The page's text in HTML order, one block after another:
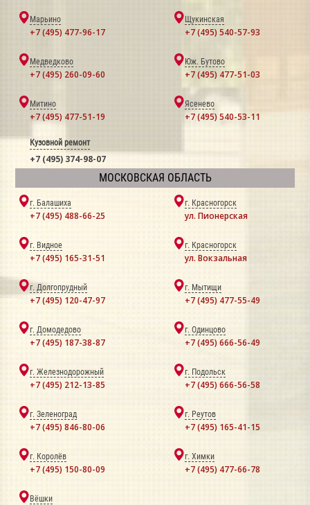
Марьино
+7 (495) 477-96-17
Щукинская
+7 (495) 540-57-93
Медведково
+7 (495) 260-09-60
Юж. Бутово
+7 (495) 477-51-03
Митино
+7 (495) 477-51-19
Ясенево
+7 (495) 540-53-11
Кузовной ремонт
+7 (495) 374-98-07
МОСКОВСКАЯ ОБЛАСТЬ
г. Балашиха
+7 (495) 488-66-25
г. Красногорск
ул. Пионерская
г. Видное
+7 (495) 165-31-51
г. Красногорск
ул. Вокзальная
г. Долгопрудный
+7 (495) 120-47-97
г. Мытищи
+7 (495) 477-55-49
г. Домодедово
+7 (495) 187-38-87
г. Одинцово
+7 (495) 666-56-49
г. Железнодорожный
+7 (495) 212-13-85
г. Подольск
+7 (495) 666-56-58
г. Зеленоград
+7 (495) 846-80-06
г. Реутов
+7 (495) 165-41-15
г. Королёв
+7 (495) 150-80-09
г. Химки
+7 (495) 477-66-78
Вёшки